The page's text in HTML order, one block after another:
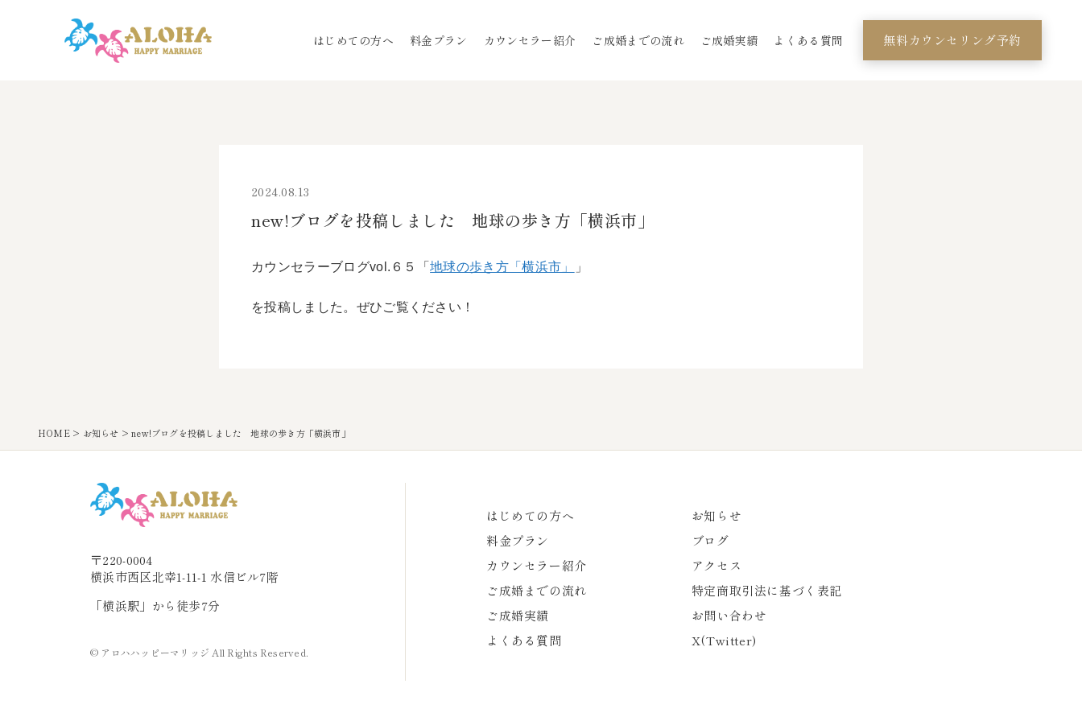
はじめての方へ 料金プラン カウンセラー紹介 ご成婚までの流れ ご成婚実績 よくある質問 無料カウンセリング予約
2024.08.13
new!ブログを投稿しました 地球の歩き方「横浜市」
カウンセラーブログvol.６５「地球の歩き方「横浜市」 」
を投稿しました。ぜひご覧ください！
HOME> お知らせ >new!ブログを投稿しました 地球の歩き方「横浜市」
〒220-0004
横浜市西区北幸1-11-1 水信ビル7階
「横浜駅」から徒歩7分
© アロハハッピーマリッジ All Rights Reserved.
はじめての方へ
料金プラン
カウンセラー紹介
ご成婚までの流れ
ご成婚実績
よくある質問
お知らせ
ブログ
アクセス
特定商取引法に基づく表記
お問い合わせ
X(Twitter)